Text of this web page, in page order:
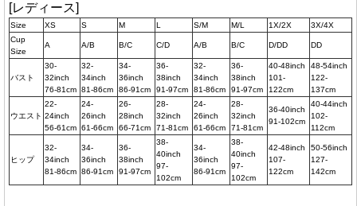
[レディース]
Size XS S M L S/M M/L 1X/2X
3X/4X
Cup
Size
A A/B B/C C/D A/B B/C D/DD DD
バスト
30-
32inch
76-81cm
32-
34inch
81-86cm
34-
36inch
86-91cm
36-
38inch
91-97cm
32-
34inch
81-86cm
36-
38inch
91-97cm
40-48inch
101-
122cm
48-54inch
122-
137cm
ウエスト
22-
24inch
56-61cm
24-
26inch
61-66cm
26-
28inch
66-71cm
28-
32inch
71-81cm
24-
26inch
61-66cm
28-
32inch
71-81cm
36-40inch
91-102cm
40-44inch
102-
112cm
ヒップ
32-
34inch
81-86cm
34-
36inch
86-91cm
36-
38inch
91-97cm
38-
40inch
97-
102cm
34-
36inch
86-91cm
38-
40inch
97-
102cm
42-48inch
107-
122cm
50-56inch
127-
142cm